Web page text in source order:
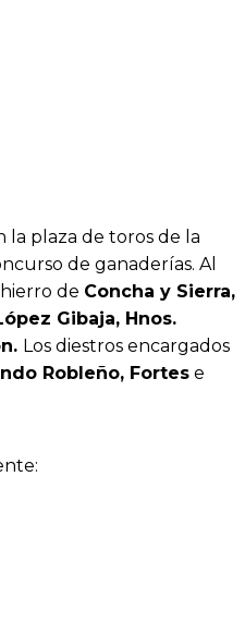
la plaza de toros de la
de ganaderías. Al
de Concha y Sierra,
Gibaja, Hnos.
Los diestros encargados
Robleño, Fortes e